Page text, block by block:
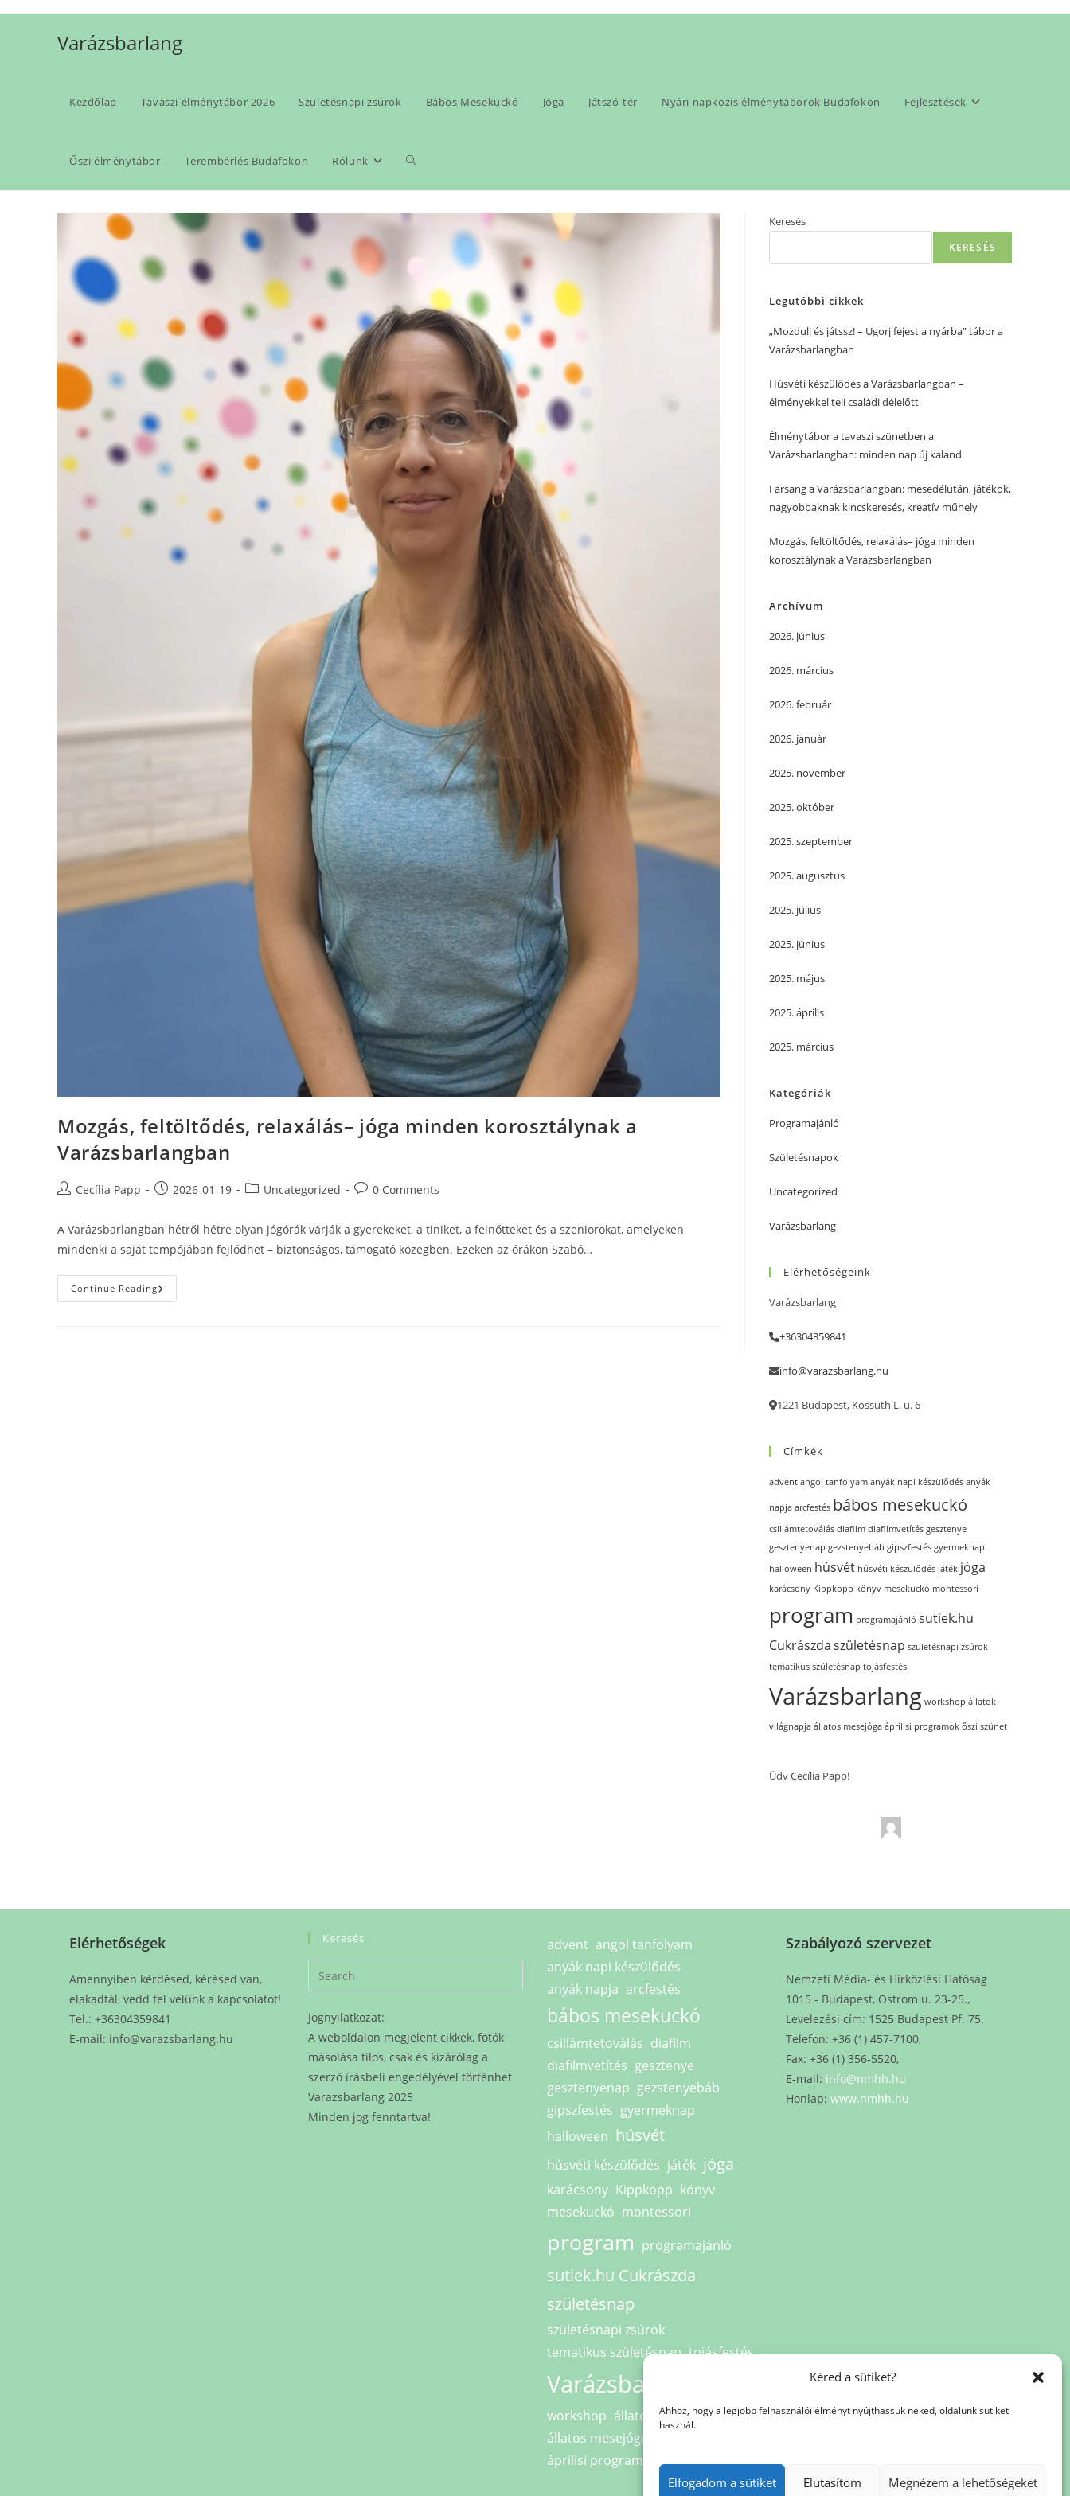
Kéred a sütiket?
Ahhoz, hogy a legjobb felhasználói élményt nyújthassuk neked, oldalunk sütiket
használ.
Elfogadom a sütiket Elutasítom Megnézem a lehetőségeket
Varázsbarlang
Kezdőlap Tavaszi élménytábor 2026 Születésnapi zsúrok Bábos Mesekuckó Jóga Játszó-tér Nyári napközis élménytáborok Budafokon Fejlesztések
Őszi élménytábor Terembérlés Budafokon Rólunk Toggle
website
Mozgás, feltöltődés, relaxálás– jóga minden korosztálynak a
Varázsbarlangban
PostCecília Papp
Post2026-01-19
PostUncategorized
Post0 Comments
A Varázsbarlangban hétről hétre olyan jógórák várják a gyerekeket, a tiniket, a felnőtteket és a szeniorokat, amelyeken
mindenki a saját tempójában fejlődhet – biztonságos, támogató közegben. Ezeken az órákon Szabó…
Continue ReadingMozgás,
Feltöltődés,
Keresés
KERESÉS
Legutóbbi cikkek
„Mozdulj és játssz! – Ugorj fejest a nyárba” tábor a
Varázsbarlangban
Húsvéti készülődés a Varázsbarlangban –
élményekkel teli családi délelőtt
Élménytábor a tavaszi szünetben a
Varázsbarlangban: minden nap új kaland
Farsang a Varázsbarlangban: mesedélután, játékok,
nagyobbaknak kincskeresés, kreatív műhely
Mozgás, feltöltődés, relaxálás– jóga minden
korosztálynak a Varázsbarlangban
Archívum
2026. június
2026. március
2026. február
2026. január
2025. november
2025. október
2025. szeptember
2025. augusztus
2025. július
2025. június
2025. május
2025. április
2025. március
Kategóriák
Programajánló
Születésnapok
Uncategorized
Varázsbarlang
Elérhetőségeink
Varázsbarlang
+36304359841
info@varazsbarlang.hu
1221 Budapest, Kossuth L. u. 6
Címkék
advent angol tanfolyam anyák napi készülődés anyák
napja arcfestés bábos mesekuckó
csillámtetoválás diafilm diafilmvetítés gesztenye
gesztenyenap gezstenyebáb gipszfestés gyermeknap
halloween húsvét húsvéti készülődés játék jóga
karácsony Kippkopp könyv mesekuckó montessori
program programajánló sutiek.hu
Cukrászdaszületésnap születésnapi zsúrok
tematikus születésnap tojásfestés
Varázsbarlang workshop állatok
világnapja állatos mesejóga áprilisi programok őszi szünet
Üdv Cecília Papp!
Elérhetőségek
Amennyiben kérdésed, kérésed van,
elakadtál, vedd fel velünk a kapcsolatot!
Tel.: +36304359841
E-mail: info@varazsbarlang.hu
Keresés
Jognyilatkozat:
A weboldalon megjelent cikkek, fotók
másolása tilos, csak és kizárólag a
szerző írásbeli engedélyével történhet
Varazsbarlang 2025
Minden jog fenntartva!
advent angol tanfolyam
anyák napi készülődés
anyák napja arcfestés
bábos mesekuckó
csillámtetoválás diafilm
diafilmvetítés gesztenye
gesztenyenap gezstenyebáb
gipszfestés gyermeknap
halloween húsvét
húsvéti készülődés játék jóga
karácsony Kippkopp könyv
mesekuckó montessori
program programajánló
sutiek.hu Cukrászda
születésnap
születésnapi zsúrok
tematikus születésnap tojásfestés
Varázsbarlang
workshop állatok világnapja
állatos mesejóga
áprilisi programok
őszi szünet
Szabályozó szervezet
Nemzeti Média- és Hírközlési Hatóság
1015 - Budapest, Ostrom u. 23-25.,
Levelezési cím: 1525 Budapest Pf. 75.
Telefon: +36 (1) 457-7100,
Fax: +36 (1) 356-5520,
E-mail: info@nmhh.hu
Honlap: www.nmhh.hu